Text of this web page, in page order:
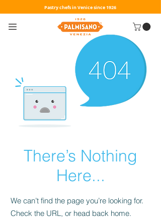
Pastry chefs in Venice since 1926
There’s Nothing
Here...
We can’t find the page you’re looking for.
Check the URL, or head back home.